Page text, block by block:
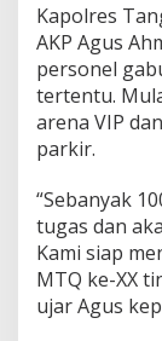
a
p
n
P
e
t
u
p
a
n
T
Kapolres
AKP Agus
personel
tertentu.
arena VIP
parkir.
“Sebanyak
tugas dan
Kami siap
MTQ ke-XX
ujar Agus